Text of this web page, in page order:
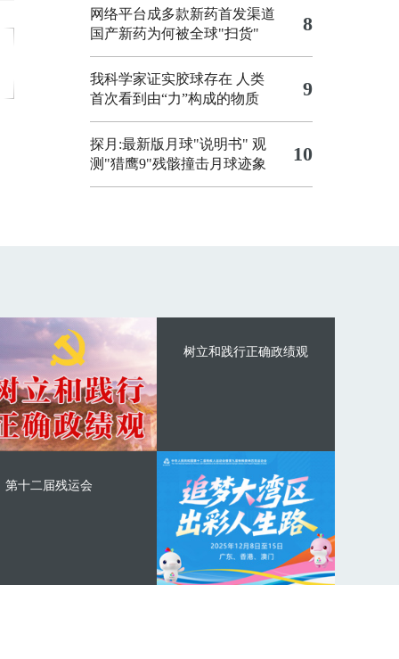
网络平台成多款新药首发渠道
国产新药为何被全球"扫货"
8
我科学家证实胶球存在 人类
首次看到由“力”构成的物质
9
探月:最新版月球"说明书" 观
测"猎鹰9"残骸撞击月球迹象
10
树立和践行正确政绩观
第十二届残运会